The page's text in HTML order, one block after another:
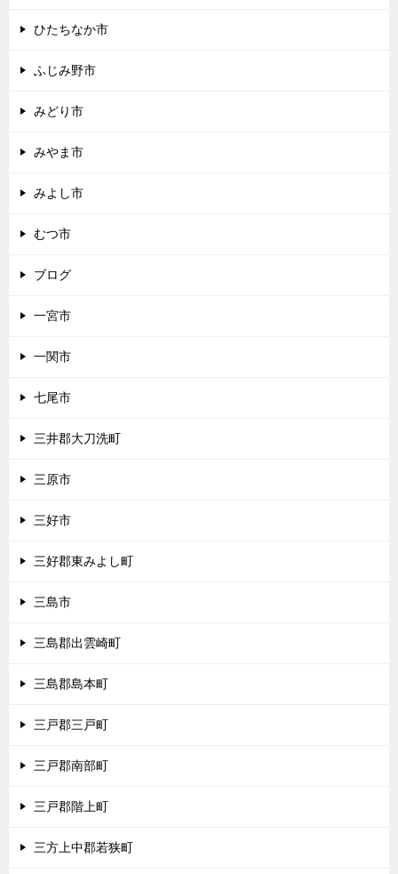
ひたちなか市
ふじみ野市
みどり市
みやま市
みよし市
むつ市
ブログ
一宮市
一関市
七尾市
三井郡大刀洗町
三原市
三好市
三好郡東みよし町
三島市
三島郡出雲崎町
三島郡島本町
三戸郡三戸町
三戸郡南部町
三戸郡階上町
三方上中郡若狭町